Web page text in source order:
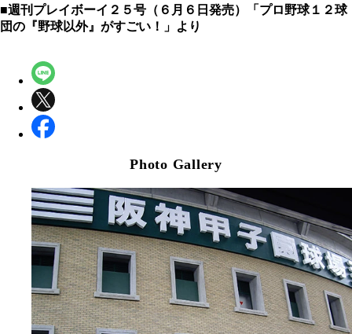
■週刊プレイボーイ２５号（６月６日発売）「プロ野球１２球
団の『野球以外』がすごい！」より
Photo Gallery